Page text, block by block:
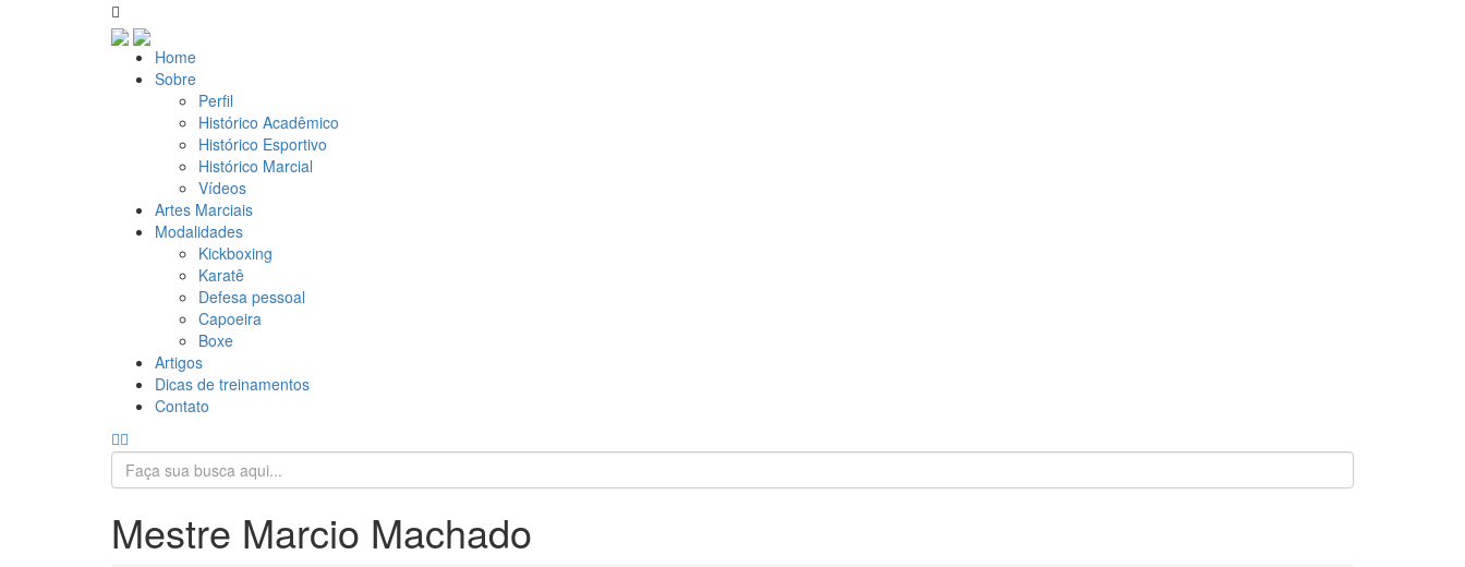
Home
Sobre
Perfil
Histórico Acadêmico
Histórico Esportivo
Histórico Marcial
Vídeos
Artes Marciais
Modalidades
Kickboxing
Karatê
Defesa pessoal
Capoeira
Boxe
Artigos
Dicas de treinamentos
Contato
Mestre Marcio Machado